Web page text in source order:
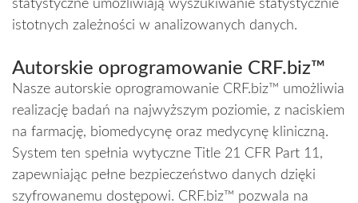
statystyczne umożliwiają wyszukiwanie statystycznie
istotnych zależności w analizowanych danych.
Autorskie oprogramowanie CRF.biz™
Nasze autorskie oprogramowanie CRF.biz™ umożliwia
realizację badań na najwyższym poziomie, z naciskiem
na farmację, biomedycynę oraz medycynę kliniczną.
System ten spełnia wytyczne Title 21 CFR Part 11,
zapewniając pełne bezpieczeństwo danych dzięki
szyfrowanemu dostępowi. CRF.biz™ pozwala na